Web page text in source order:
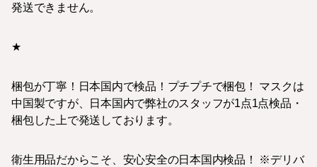
発送できません。
★
梱包が丁寧！日本国内で検品！プチプチで梱包！ マスクは
中国製ですが、日本国内で弊社のスタッフが1点1点検品・
梱包した上で発送しております。
衛生用品だからこそ、安心安全の日本国内検品！ ※デリバ